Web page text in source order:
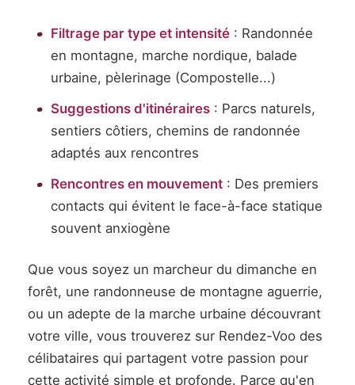
Filtrage par type et intensité: Randonnée
en montagne, marche nordique, balade
urbaine, pèlerinage (Compostelle...)
Suggestions d'itinéraires: Parcs naturels,
sentiers côtiers, chemins de randonnée
adaptés aux rencontres
Rencontres en mouvement: Des premiers
contacts qui évitent le face-à-face statique
souvent anxiogène
Que vous soyez un marcheur du dimanche en
forêt, une randonneuse de montagne aguerrie,
ou un adepte de la marche urbaine découvrant
votre ville, vous trouverez sur Rendez-Voo des
célibataires qui partagent votre passion pour
cette activité simple et profonde. Parce qu'en